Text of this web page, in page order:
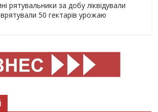
рятувальники за добу ліквідували
50 гектарів урожаю